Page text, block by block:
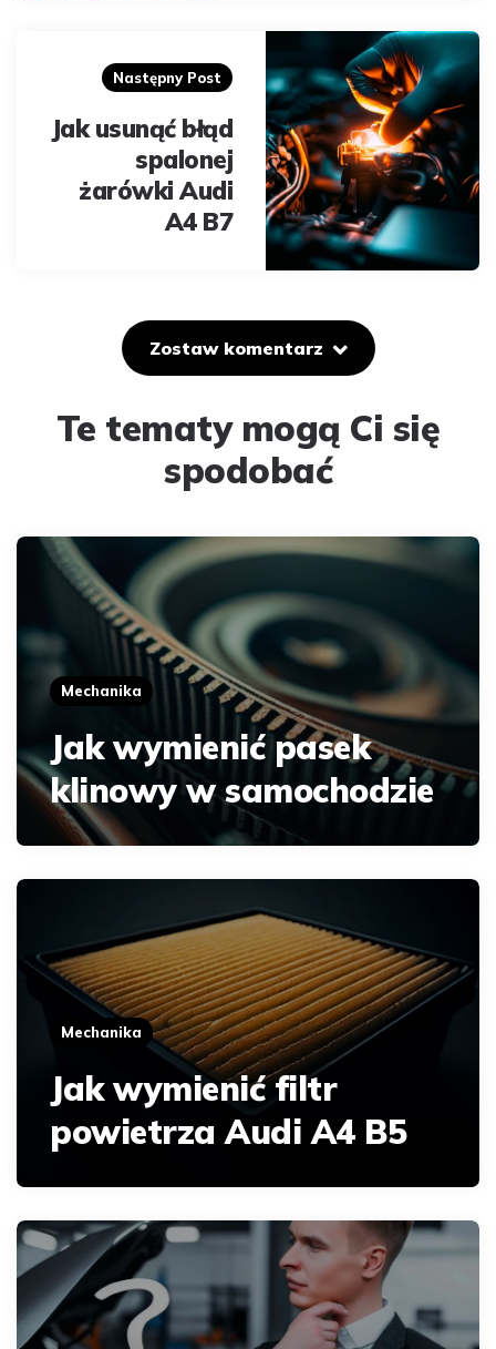
Następny Post
Jak usunąć błąd
spalonej
żarówki Audi
A4 B7
Zostaw komentarz
Te tematy mogą Ci się
spodobać
Mechanika
Jak wymienić pasek
klinowy w samochodzie
Mechanika
Jak wymienić filtr
powietrza Audi A4 B5